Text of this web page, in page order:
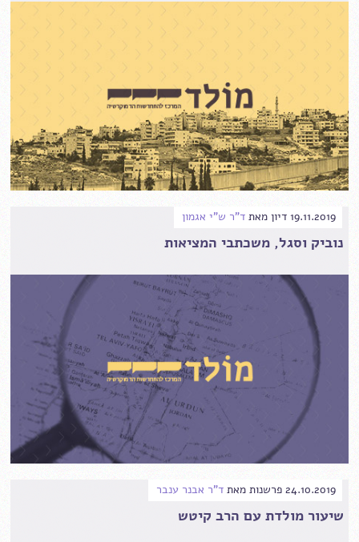
19.11.2019 דיון מאת ד"ר ש"י אגמון
נוביק וסגל, משכתבי המציאות
24.10.2019 פרשנות מאת ד"ר אבנר ענבר
שיעור מולדת עם הרב קיטש